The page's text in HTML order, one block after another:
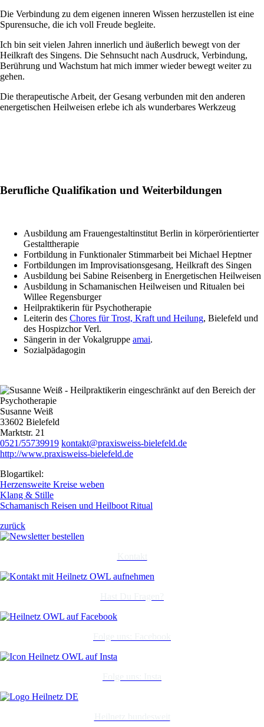
Die Verbindung zu dem eigenen inneren Wissen herzustellen ist eine
Spurensuche, die ich voll Freude begleite.
Ich bin seit vielen Jahren innerlich und äußerlich bewegt von der
Heilkraft des Singens. Die Sehnsucht nach Ausdruck, Verbindung,
Berührung und Wachstum hat mich immer wieder bewegt weiter zu
gehen.
Die therapeutische Arbeit, der Gesang verbunden mit den anderen
energetischen Heilweisen erlebe ich als wunderbares Werkzeug
Berufliche Qualifikation und Weiterbildungen
Ausbildung am Frauengestaltinstitut Berlin in körperörientierter
Gestalttherapie
Fortbildung in Funktionaler Stimmarbeit bei Michael Heptner
Fortbildungen im Improvisationsgesang, Heilkraft des Singen
Ausbildung bei Sabine Reisenberg in Energetischen Heilweisen
Ausbildung in Schamanischen Heilweisen und Ritualen bei
Willee Regensburger
Heilpraktikerin für Psychotherapie
Leiterin des Chores für Trost, Kraft und Heilung, Bielefeld und
des Hospizchor Verl.
Sängerin in der Vokalgruppe amai.
Sozialpädagogin
Susanne Weiß
33602 Bielefeld
Marktstr. 21
0521/55739919 kontakt@praxisweiss-bielefeld.de
http://www.praxisweiss-bielefeld.de
Blogartikel:
Herzensweite Kreise weben
Klang & Stille
Schamanisch Reisen und Heilboot Ritual
zurück